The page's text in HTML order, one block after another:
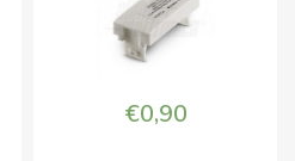
€0,90